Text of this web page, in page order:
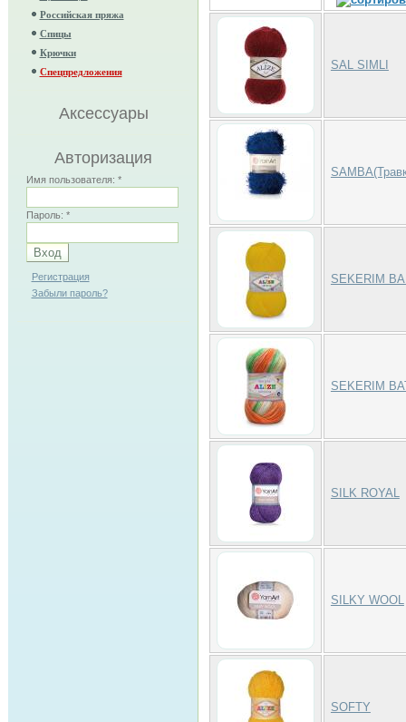
Российская пряжа
Спицы
Крючки
Спецпредложения
Аксессуары
Авторизация
Имя пользователя: *
Пароль: *
Регистрация
Забыли пароль?
SAL SIMLI
SEKERIM
SEKERIM
SILK ROYAL
SILKY WOOL
SOFTY